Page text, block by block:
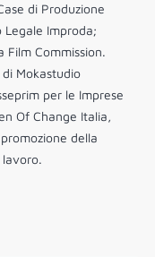
di Produzione
Legale Improda;
Film Commission.
Mokastudio
per le Imprese
Of Change Italia,
della